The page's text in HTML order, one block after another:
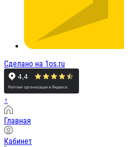
Сделано на 1os.ru
↑
Главная
Кабинет